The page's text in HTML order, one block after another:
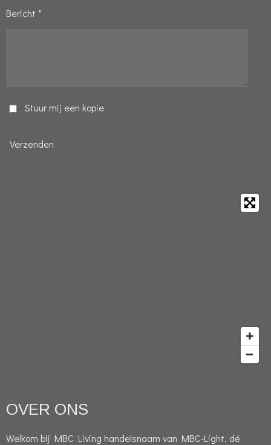
Bericht *
Stuur mij een kopie
Verzenden
OVER ONS
Welkom bij MBC Living handelsnaam van MBC-Light, dé